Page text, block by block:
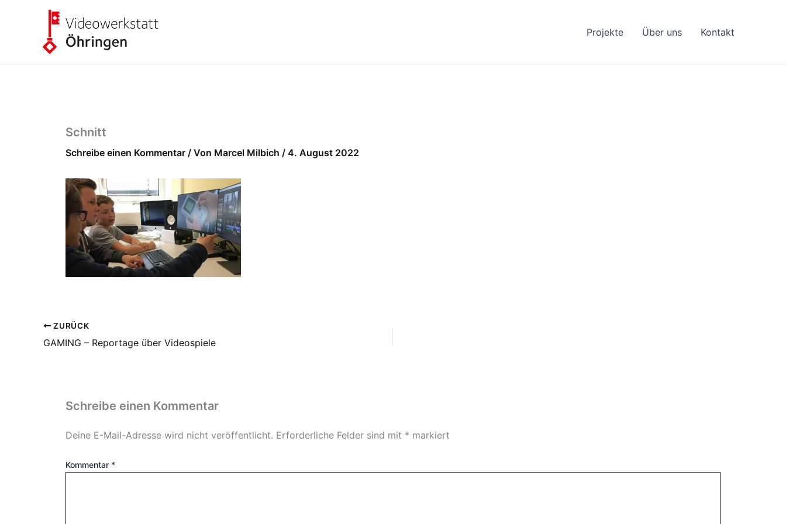
Projekte Über uns Kontakt
Schnitt
Schreibe einen Kommentar / Von Marcel Milbich / 4. August 2022
ZURÜCK
GAMING – Reportage über Videospiele
Schreibe einen Kommentar
Deine E-Mail-Adresse wird nicht veröffentlicht. Erforderliche Felder sind mit * markiert
Kommentar *